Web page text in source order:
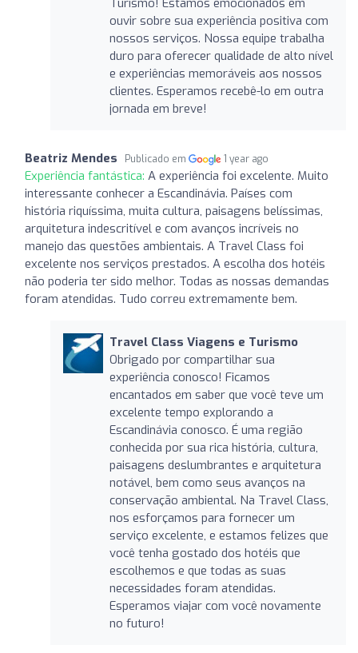
ouvir sobre sua experiência positiva com
nossos serviços. Nossa equipe trabalha
duro para oferecer qualidade de alto nível
e experiências memoráveis aos nossos
clientes. Esperamos recebê-lo em outra
jornada em breve!
Beatriz Mendes Publicado em 1 year ago
Experiência fantástica: A experiência foi excelente. Muito
interessante conhecer a Escandinávia. Países com
história riquíssima, muita cultura, paisagens belíssimas,
arquitetura indescritível e com avanços incríveis no
manejo das questões ambientais. A Travel Class foi
excelente nos serviços prestados. A escolha dos hotéis
não poderia ter sido melhor. Todas as nossas demandas
foram atendidas. Tudo correu extremamente bem.
Travel Class Viagens e Turismo
Obrigado por compartilhar sua
experiência conosco! Ficamos
encantados em saber que você teve um
excelente tempo explorando a
Escandinávia conosco. É uma região
conhecida por sua rica história, cultura,
paisagens deslumbrantes e arquitetura
notável, bem como seus avanços na
conservação ambiental. Na Travel Class,
nos esforçamos para fornecer um
serviço excelente, e estamos felizes que
você tenha gostado dos hotéis que
escolhemos e que todas as suas
necessidades foram atendidas.
Esperamos viajar com você novamente
no futuro!